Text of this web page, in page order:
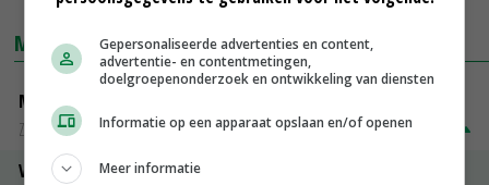
MARKTPRIJZEN
Magere melkpoeder
Zuivel NL
€ 269,00 € 7,00
Vleeskuikens 2001-2600 gr
Gepersonaliseerde advertenties en content,
advertentie- en contentmetingen,
doelgroepenonderzoek en ontwikkeling van diensten
Informatie op een apparaat opslaan en/of openen
Meer informatie